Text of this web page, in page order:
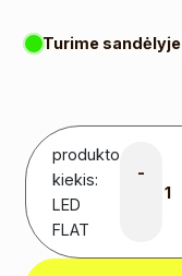
Turime sandėlyje
produkto
kiekis:
LED
FLAT
-